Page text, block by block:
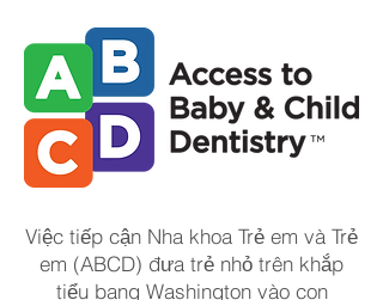
Việc tiếp cận Nha khoa Trẻ em và Trẻ
em (ABCD) đưa trẻ nhỏ trên khắp
tiểu bang Washington vào con